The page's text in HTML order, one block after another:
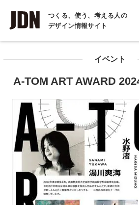
つくる、使う、考える人の
デザイン情報サイト
INTERVIEW
インタビュー
コラム
イベント
A-TOM ART AWARD